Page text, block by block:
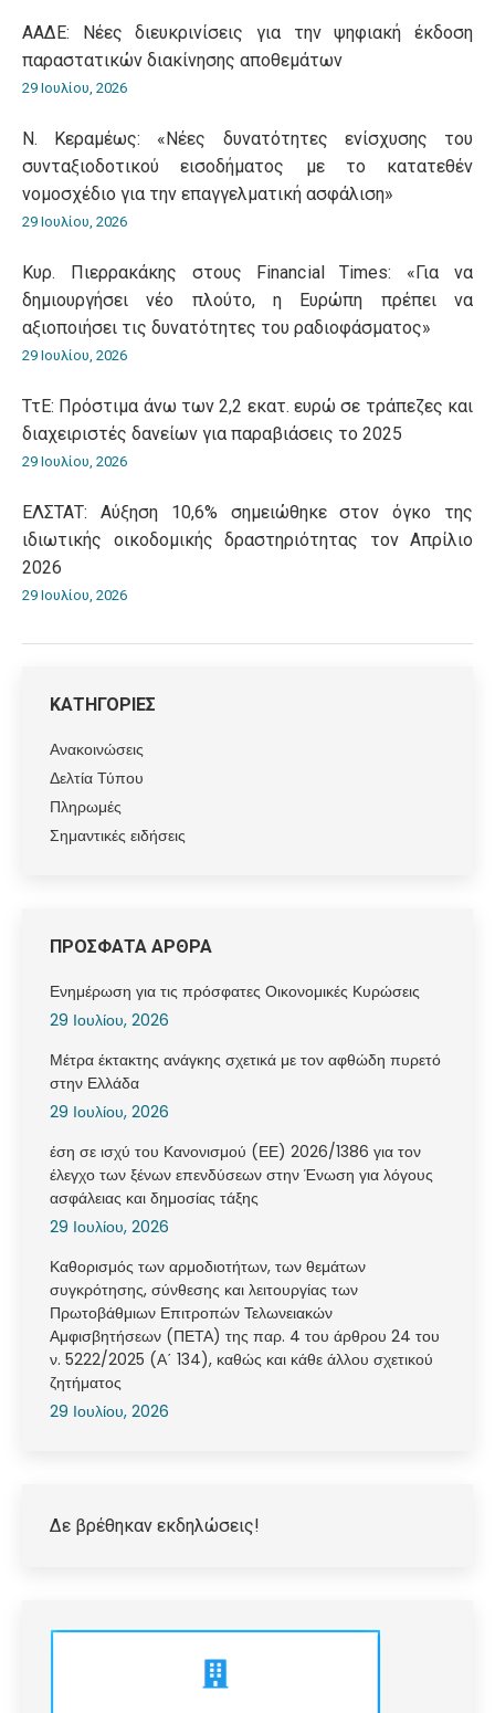
ΑΑΔΕ: Νέες διευκρινίσεις για την ψηφιακή έκδοση
παραστατικών διακίνησης αποθεμάτων
29 Ιουλίου, 2026
Ν. Κεραμέως: «Νέες δυνατότητες ενίσχυσης του
συνταξιοδοτικού εισοδήματος με το κατατεθέν
νομοσχέδιο για την επαγγελματική ασφάλιση»
29 Ιουλίου, 2026
Κυρ. Πιερρακάκης στους Financial Times: «Για να
δημιουργήσει νέο πλούτο, η Ευρώπη πρέπει να
αξιοποιήσει τις δυνατότητες του ραδιοφάσματος»
29 Ιουλίου, 2026
ΤτΕ: Πρόστιμα άνω των 2,2 εκατ. ευρώ σε τράπεζες και
διαχειριστές δανείων για παραβιάσεις το 2025
29 Ιουλίου, 2026
ΕΛΣΤΑΤ: Αύξηση 10,6% σημειώθηκε στον όγκο της
ιδιωτικής οικοδομικής δραστηριότητας τον Απρίλιο
2026
29 Ιουλίου, 2026
ΚΑΤΗΓΟΡΙΕΣ
Ανακοινώσεις
Δελτία Τύπου
Πληρωμές
Σημαντικές ειδήσεις
ΠΡΟΣΦΑΤΑ ΑΡΘΡΑ
Ενημέρωση για τις πρόσφατες Οικονομικές Κυρώσεις
29 Ιουλίου, 2026
Μέτρα έκτακτης ανάγκης σχετικά με τον αφθώδη πυρετό
στην Ελλάδα
29 Ιουλίου, 2026
έση σε ισχύ του Κανονισμού (ΕΕ) 2026/1386 για τον
έλεγχο των ξένων επενδύσεων στην Ένωση για λόγους
ασφάλειας και δημοσίας τάξης
29 Ιουλίου, 2026
Καθορισμός των αρμοδιοτήτων, των θεμάτων
συγκρότησης, σύνθεσης και λειτουργίας των
Πρωτοβάθμιων Επιτροπών Τελωνειακών
Αμφισβητήσεων (ΠΕΤΑ) της παρ. 4 του άρθρου 24 του
ν. 5222/2025 (Α΄ 134), καθώς και κάθε άλλου σχετικού
ζητήματος
29 Ιουλίου, 2026
Δε βρέθηκαν εκδηλώσεις!